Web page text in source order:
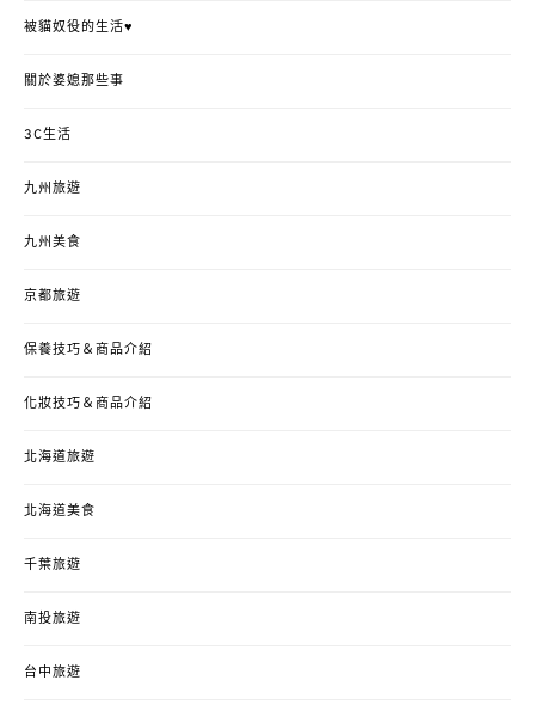
被貓奴役的生活♥
關於婆媳那些事
3C生活
九州旅遊
九州美食
京都旅遊
保養技巧＆商品介紹
化妝技巧＆商品介紹
北海道旅遊
北海道美食
千葉旅遊
南投旅遊
台中旅遊